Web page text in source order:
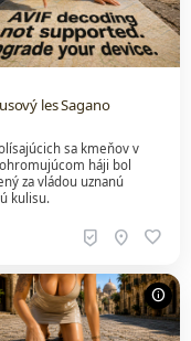
les Sagano
sa kmeňov v
háji bol
za vládou uznanú
kulisu.
beenhere location_on favorite
info